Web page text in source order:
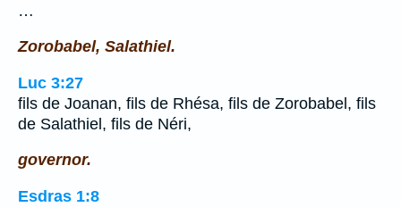
…
Zorobabel, Salathiel.
Luc 3:27
fils de Joanan, fils de Rhésa, fils de Zorobabel, fils
de Salathiel, fils de Néri,
governor.
Esdras 1:8